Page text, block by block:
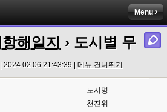
Menu
해일지 › 도시별 무
2024.02.06 21:43:39 | 메뉴 건너뛰기
도시명
천진위
23:34
볼려고했는데 만족 될련지는 몰겠습니다 하핫
데 이게지원해주는곳에서 소켓끈키면 작동이 안